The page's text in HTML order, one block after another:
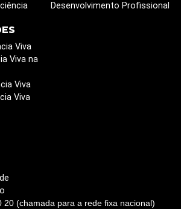
Desenvolvimento Profissional
Viva
Viva na
Viva
Viva
20 (chamada para a rede fixa nacional)